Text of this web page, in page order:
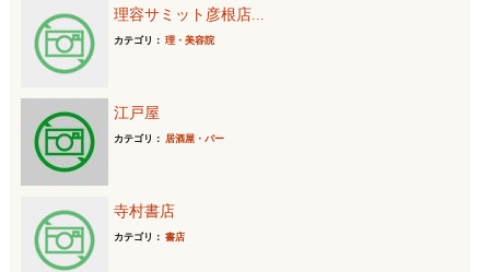
理容サミット彦根店...
カテゴリ： 理・美容院
江戸屋
カテゴリ： 居酒屋・バー
寺村書店
カテゴリ： 書店